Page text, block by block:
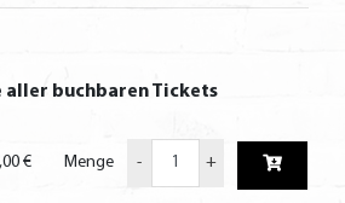
buchbaren Tickets
€
Menge